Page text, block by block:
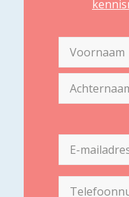
Naam
(Vereist)
(Vereist)
Telefoon